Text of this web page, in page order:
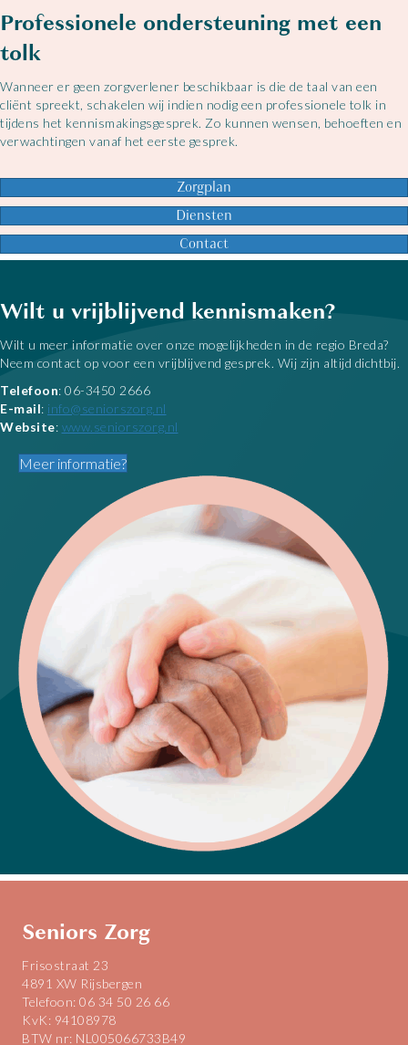
Professionele ondersteuning met een
tolk
Wanneer er geen zorgverlener beschikbaar is die de taal van een
cliënt spreekt, schakelen wij indien nodig een professionele tolk in
tijdens het kennismakingsgesprek. Zo kunnen wensen, behoeften en
verwachtingen vanaf het eerste gesprek.
Zorgplan
Diensten
Contact
Wilt u vrijblijvend kennismaken?
Wilt u meer informatie over onze mogelijkheden in de regio Breda?
Neem contact op voor een vrijblijvend gesprek. Wij zijn altijd dichtbij.
Telefoon: 06-3450 2666
E-mail: info@seniorszorg.nl
Website: www.seniorszorg.nl
Meer informatie?
Seniors Zorg
Frisostraat 23
4891 XW Rijsbergen
Telefoon: 06 34 50 26 66
KvK: 94108978
BTW nr: NL005066733B49